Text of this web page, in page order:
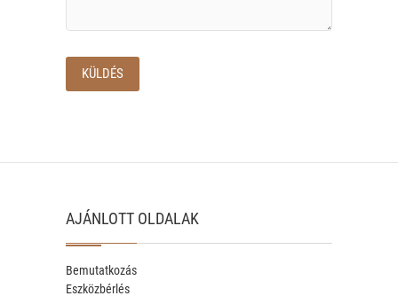
AJÁNLOTT OLDALAK
Bemutatkozás
Eszközbérlés